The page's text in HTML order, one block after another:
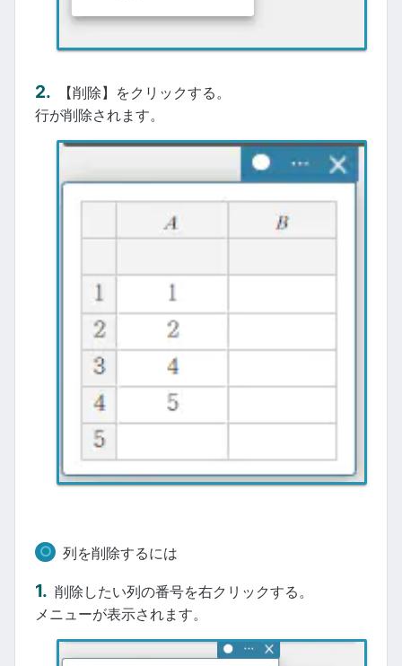
【削除】をクリックする。
行が削除されます。
列を削除するには
削除したい列の番号を右クリックする。
メニューが表示されます。